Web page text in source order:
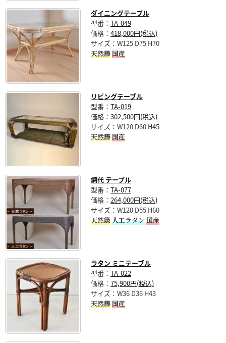
ダイニングテーブル
型番： TA-049
価格： 418,000円(税込)
サイズ：W125 D75 H70
天然籐国産
リビングテーブル
型番： TA-019
価格： 302,500円(税込)
サイズ：W120 D60 H45
天然籐国産
網代 テーブル
型番： TA-077
価格： 264,000円(税込)
サイズ：W120 D55 H60
天然籐人工ラタン国産
ラタン ミニテーブル
型番： TA-022
価格： 75,900円(税込)
サイズ：W36 D36 H43
天然籐国産